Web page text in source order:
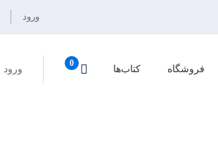
ورود
فروشگاه کتاب‌ها ورود